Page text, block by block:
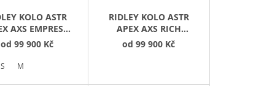
KOLO ASTR
AXS EMPRESS
ANTHRACITE
od 99 900 Kč
S M
RIDLEY KOLO ASTR
APEX AXS RICH
ORANGE
od99 900 Kč